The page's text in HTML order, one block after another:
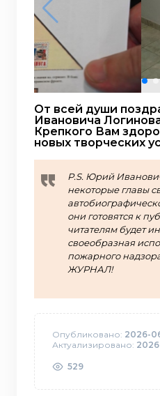
От всей души
Ивановича
Крепкого Вам
новых творческих
P.S. Юрий
некоторые главы
они готовятся к
читателям будет
своеобразная
пожарного
ЖУРНАЛ!
Опубликовано: 2026-
Актуализировано:
529